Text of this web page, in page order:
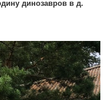
динозавров в д.